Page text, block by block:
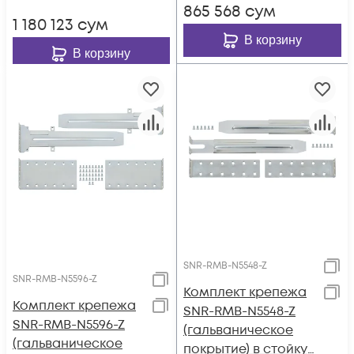
1 180 123 сум
В корзину
865 568 сум
В корзину
SNR-RMB-N5596-Z
Комплект крепежа
SNR-RMB-N5596-Z
(гальваническое
SNR-RMB-N5548-Z
Комплект крепежа
SNR-RMB-N5548-Z
(гальваническое
покрытие) в стойку